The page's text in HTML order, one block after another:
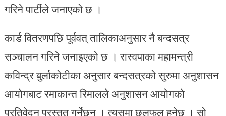
गरिने पार्टीले जनाएको छ ।
कार्ड वितरणपछि पूर्ववत् तालिकाअनुसार नै बन्दसत्र
सञ्चालन गरिने जनाइएको छ । रास्वपाका महामन्त्री
कविन्द्र बुर्लाकोटीका अनुसार बन्दसत्रको सुरुमा अनुशासन
आयोगबाट रमाकान्त रिमालले अनुशासन आयोगको
प्रतिवेदन प्रस्तुत गर्नेछन् । त्यसमा छलफल हुनेछ । सो